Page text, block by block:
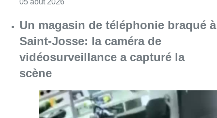
Un magasin de téléphonie braqué à
Saint-Josse: la caméra de
vidéosurveillance a capturé la
scène